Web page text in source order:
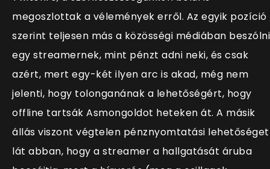
megoszlottak a vélemények erről. Az egyik pozíció
szerint teljesen más a közösségi médiában beszólni
egy streamernek, mint pénzt adni neki, és csak
azért, mert egy-két ilyen arc is akad, még nem
jelenti, hogy tolonganának a lehetőségért, hogy
offline tartsák Asmongoldot heteken át. A másik
állás viszont végtelen pénznyomtatási lehetőséget
lát abban, hogy a streamer a hallgatását áruba